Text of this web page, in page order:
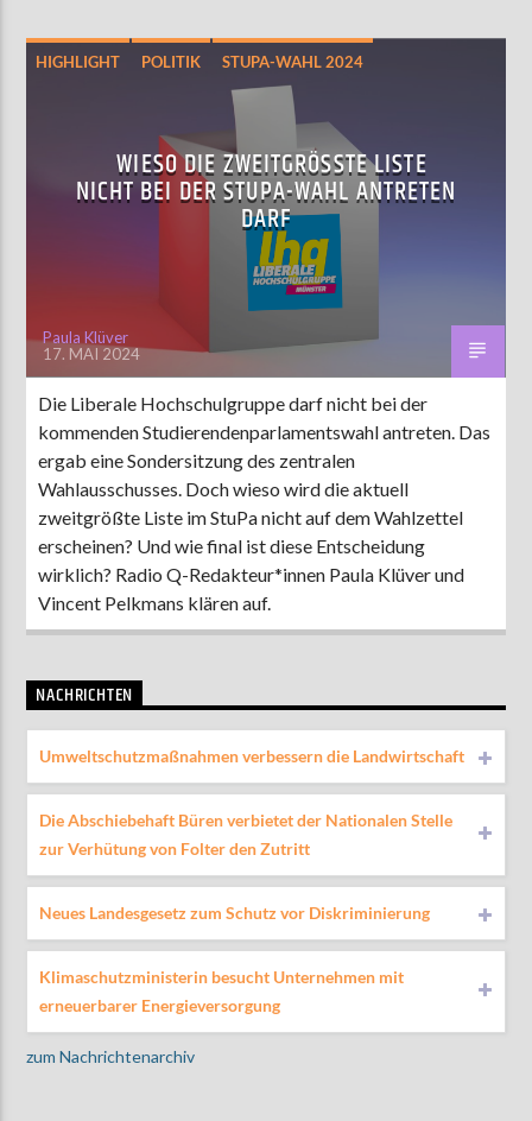
HIGHLIGHT POLITIK STUPA-WAHL 2024
WIESO DIE ZWEITGRÖSSTE LISTE N
ICHT BEI DER STUPA-WAHL ANTRETEN D
ARF
Paula Klüver
17. MAI 2024
Die Liberale Hochschulgruppe darf nicht bei der
kommenden Studierendenparlamentswahl antreten. Das
ergab eine Sondersitzung des zentralen
Wahlausschusses. Doch wieso wird die aktuell
zweitgrößte Liste im StuPa nicht auf dem Wahlzettel
erscheinen? Und wie final ist diese Entscheidung
wirklich? Radio Q-Redakteur*innen Paula Klüver und
Vincent Pelkmans klären auf.
NACHRICHTEN
Umweltschutzmaßnahmen verbessern die Landwirtschaft
Die Abschiebehaft Büren verbietet der Nationalen Stelle
zur Verhütung von Folter den Zutritt
Neues Landesgesetz zum Schutz vor Diskriminierung
Klimaschutzministerin besucht Unternehmen mit
erneuerbarer Energieversorgung
zum Nachrichtenarchiv